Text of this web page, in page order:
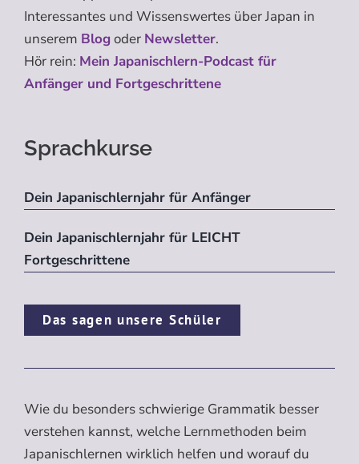
Interessantes und Wissenswertes über Japan in
unserem Blogoder Newsletter.
Hör rein: Mein Japanischlern-Podcast für
Anfänger und Fortgeschrittene
Sprachkurse
Dein Japanischlernjahr für Anfänger
Dein Japanischlernjahr für LEICHT
Fortgeschrittene
Das sagen unsere Schüler
Wie du besonders schwierige Grammatik besser
verstehen kannst, welche Lernmethoden beim
Japanischlernen wirklich helfen und worauf du